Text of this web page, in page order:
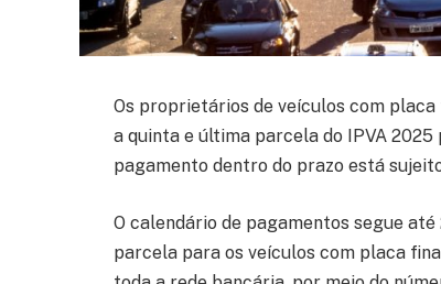
Os proprietários de veículos com
a quinta e última parcela do IPVA
pagamento dentro do prazo está
O calendário de pagamentos segue
parcela para os veículos com placa